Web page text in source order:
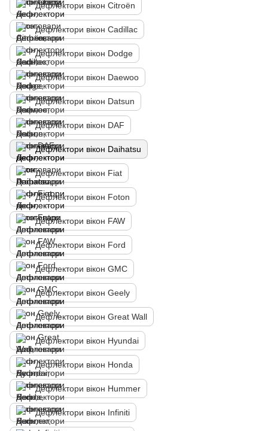
Дефлектори вікон Citroën
Дефлектори вікон Cadillac
Дефлектори вікон Dodge
Дефлектори вікон Daewoo
Дефлектори вікон Datsun
Дефлектори вікон DAF
Дефлектори вікон Daihatsu
Дефлектори вікон Fiat
Дефлектори вікон Foton
Дефлектори вікон FAW
Дефлектори вікон Ford
Дефлектори вікон GMC
Дефлектори вікон Geely
Дефлектори вікон Great Wall
Дефлектори вікон Hyundai
Дефлектори вікон Honda
Дефлектори вікон Hummer
Дефлектори вікон Infiniti